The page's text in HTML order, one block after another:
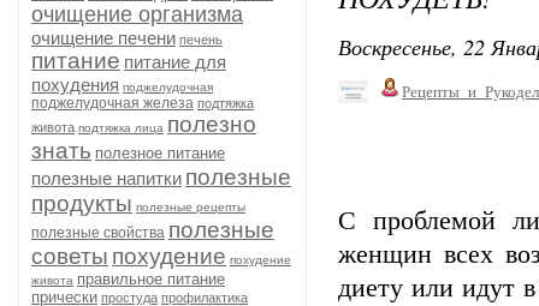
очищение организма
очищение печени печень
питание питание для
похудения поджелудочная
поджелудочная железа подтяжка
живота подтяжка лица полезно
знать полезное питание
полезные напитки полезные
продукты полезные рецепты
полезные свойства полезные
советы похудение похудение
живота правильное питание
прически простуда профилактика
Воскресенье, 22
С проблемой
женщин всех
диету или идут